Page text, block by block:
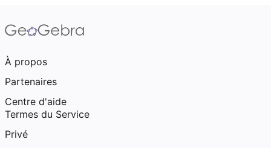
À propos
Partenaires
Centre d'aide
Termes du Service
Privé